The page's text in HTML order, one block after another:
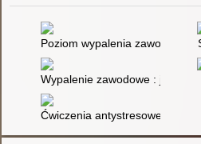
Poziom wypalenia
Wypalenie zawodowe : jak
Ćwiczenia antystresowe